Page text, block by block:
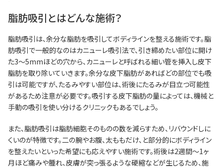
脂肪吸引とはどんな施術？
脂肪吸引は、余分な脂肪を吸引してボディラインを整える施術です。脂
肪吸引で一般的なのはカニューレ吸引法で、引き締めたい部位に開け
た3～5mmほどの穴から、カニューレと呼ばれる細い管を挿入し皮下
脂肪を取り除いていきます。余分な皮下脂肪があればどの部位でも吸
引は可能ですが、たるみやすい部位は、術後にたるみが目立つ可能性
があるため注意が必要です。吸引する皮下脂肪の量によっては、機械と
手動の吸引を使い分けるクリニックもあるでしょう。
また、脂肪吸引は脂肪細胞そのものの数を減らすため、リバウンドしに
くいのが特徴です。二の腕やお腹、太ももだけ、と部分的にボディライン
を整えたいといった希望にも応えやすい施術です。術後は2週間～1ヶ
月ほど痛みや腫れ、皮膚が突っ張るような硬縮などが生じるため、施